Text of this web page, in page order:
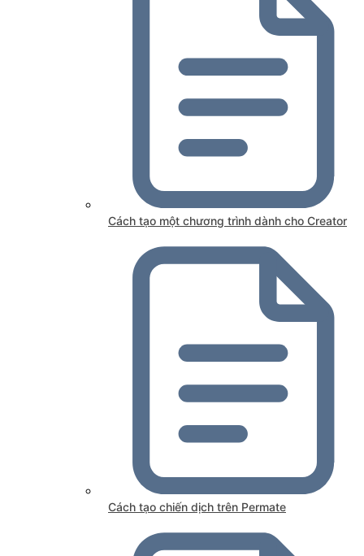
Cách tạo một chương trình dành cho Creator
Cách tạo chiến dịch trên Permate